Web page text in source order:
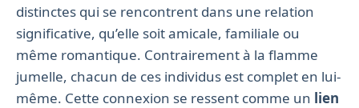
distinctes qui se rencontrent dans une relation
significative, qu’elle soit amicale, familiale ou
même romantique. Contrairement à la flamme
jumelle, chacun de ces individus est complet en lui-
même. Cette connexion se ressent comme un lien